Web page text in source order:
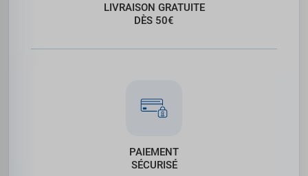
LIVRAISON GRATUITE
DÈS 50€
PAIEMENT
SÉCURISÉ